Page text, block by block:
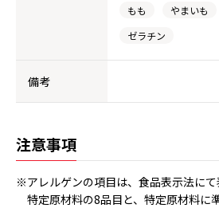
もも やまいも
ゼラチン
備考
注意事項
※アレルゲンの項目は、食品表示法に
特定原材料の8品目と、特定原材料に